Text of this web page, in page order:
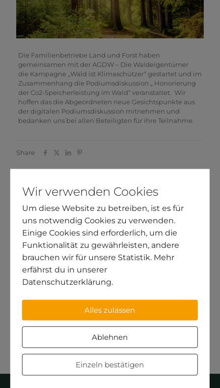
Die Familienbetriebe Land und Forst haben
gemeinsamen mit der AGDW – Die Waldeigentümer
die Kampagne „Wald ist Klimaschützer“ gestartet und im
Zusammenhang die Podiumsdiskussion „ Honorierung
der Co2-Speicherleistung im Wald“ veranstaltet. Wir
hoffen das die Abgeordneten neue Gesichtspunkte aus
der digitalen Podiumsdiskussion mitnehmen und
bedanken uns bei allen Beteiligten für ihre Teilnahme.
Share
Neueste Beiträge
Aktuelle Klimabilanz für Deutschland
Rückblick auf das Waldjahr 2025
Interview mit Christine Schmitt, Leiterin des
Grafrath
Wir verwenden Cookies
Um diese Website zu betreiben, ist es für
uns notwendig Cookies zu verwenden.
Einige Cookies sind erforderlich, um die
Funktionalität zu gewährleisten, andere
brauchen wir für unsere Statistik. Mehr
erfährst du in unserer
Datenschutzerklärung.
Alles zulassen
Ablehnen
Einzeln bestätigen